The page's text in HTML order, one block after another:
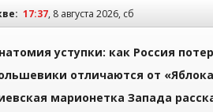
17:37, 8 августа 2026, сб
уступки: как Россия
отличаются от
марионетка Запада